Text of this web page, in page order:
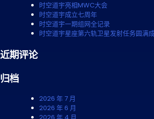
时空道宇亮相MWC大会
时空道宇成立七周年
时空道宇一期组网全记录
时空道宇星座第六轨卫星发射任务圆满
近期评论
归档
2026 年 7 月
2026 年 6 月